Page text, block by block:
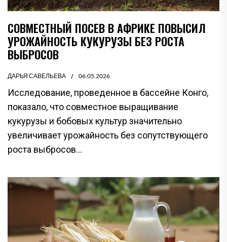
СОВМЕСТНЫЙ ПОСЕВ В АФРИКЕ ПОВЫСИЛ
УРОЖАЙНОСТЬ КУКУРУЗЫ БЕЗ РОСТА
ВЫБРОСОВ
ДАРЬЯ САВЕЛЬЕВА 06.05.2026
Исследование, проведенное в бассейне Конго,
показало, что совместное выращивание
кукурузы и бобовых культур значительно
увеличивает урожайность без сопутствующего
роста выбросов...